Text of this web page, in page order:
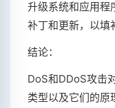
升级系统和应用程
补丁和更新，以填
结论：
DoS和DDoS攻击
类型以及它们的原